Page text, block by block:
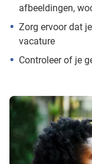
afbeeldingen,
Zorg ervoor dat
vacature
Controleer of je